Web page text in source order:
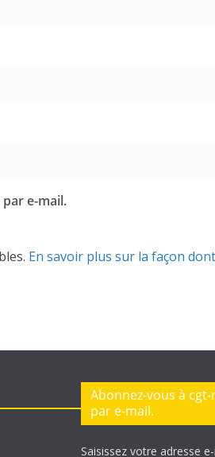
e-mail.
En savoir plus sur la façon
Abonnez-vous à
par e-mail.
Saisissez votre adresse